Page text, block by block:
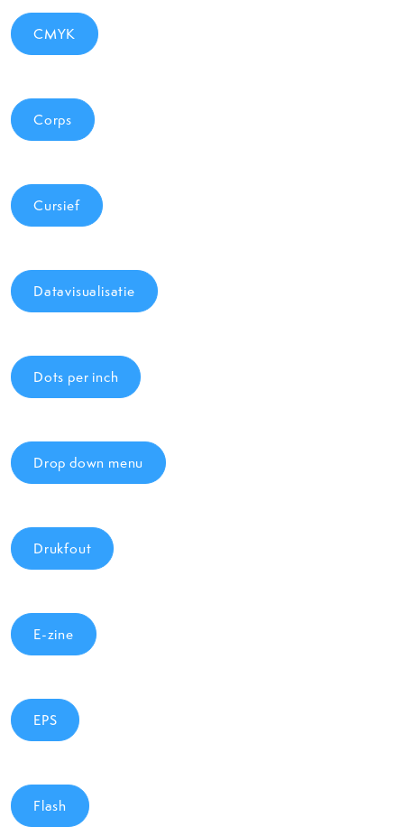
CMYK
Corps
Cursief
Datavisualisatie
Dots per inch
Drop down menu
Drukfout
E-zine
EPS
Flash